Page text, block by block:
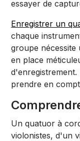
essayer de
Enregistrer un
chaque
groupe nécessite
en place
prendre en
Un quatuor à
violonistes, d'un